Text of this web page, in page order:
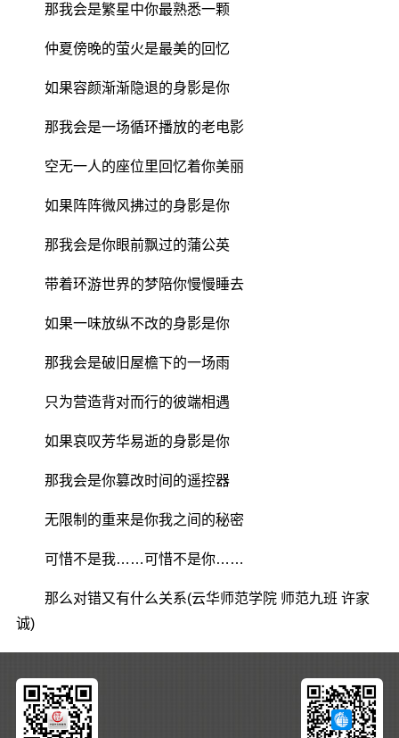
那我会是繁星中你最熟悉一颗
仲夏傍晚的萤火是最美的回忆
如果容颜渐渐隐退的身影是你
那我会是一场循环播放的老电影
空无一人的座位里回忆着你美丽
如果阵阵微风拂过的身影是你
那我会是你眼前飘过的蒲公英
带着环游世界的梦陪你慢慢睡去
如果一味放纵不改的身影是你
那我会是破旧屋檐下的一场雨
只为营造背对而行的彼端相遇
如果哀叹芳华易逝的身影是你
那我会是你篡改时间的遥控器
无限制的重来是你我之间的秘密
可惜不是我……可惜不是你……
那么对错又有什么关系(云华师范学院 师范九班 许家
诚)